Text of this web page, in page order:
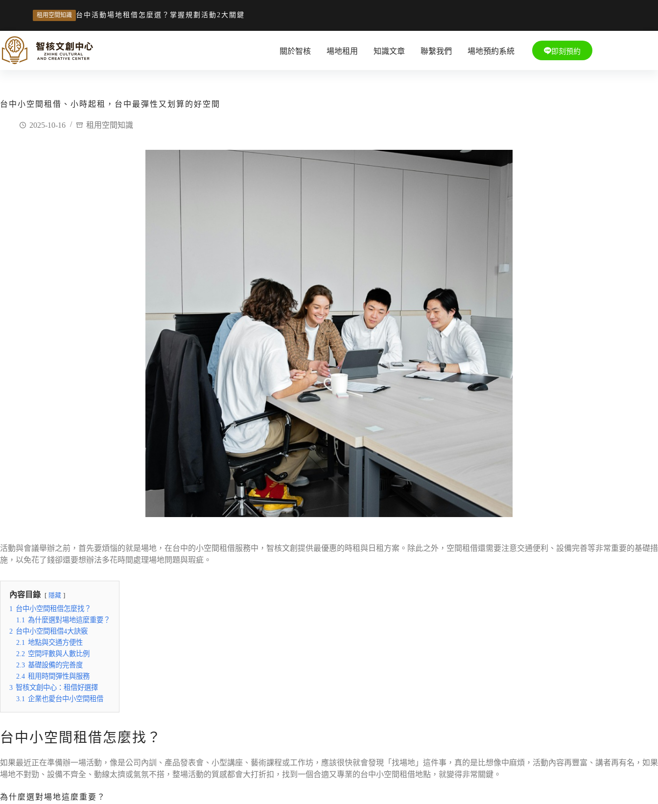
租用空間知識 台中活動場地租借怎麼選？掌握規劃活動2大關鍵
關於智核 場地租用 知識文章 聯繫我們 場地預約系統 即刻預約
台中小空間租借、小時起租，台中最彈性又划算的好空間
2025-10-16 租用空間知識
活動與會議舉辦之前，首先要煩惱的就是場地，在台中的小空間租借服務中，智核文創提供最優惠的時租與日租方案。除此之外，空間租借還需要注意交通便利、設備完善等非常重要的基礎措
施，以免花了錢卻還要想辦法多花時間處理場地問題與瑕疵。
內容目錄 隱藏
1 台中小空間租借怎麼找？
1.1 為什麼選對場地這麼重要？
2 台中小空間租借4大訣竅
2.1 地點與交通方便性
2.2 空間坪數與人數比例
2.3 基礎設備的完善度
2.4 租用時間彈性與服務
3 智核文創中心：租借好選擇
3.1 企業也愛台中小空間租借
台中小空間租借怎麼找？
如果最近正在準備辦一場活動，像是公司內訓、產品發表會、小型講座、藝術課程或工作坊，應該很快就會發現「找場地」這件事，真的是比想像中麻煩，活動內容再豐富、講者再有名，如果
場地不對勁、設備不齊全、動線太擠或氣氛不搭，整場活動的質感都會大打折扣，找到一個合適又專業的台中小空間租借地點，就變得非常關鍵。
為什麼選對場地這麼重要？